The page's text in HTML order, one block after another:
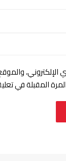
المقبلة في